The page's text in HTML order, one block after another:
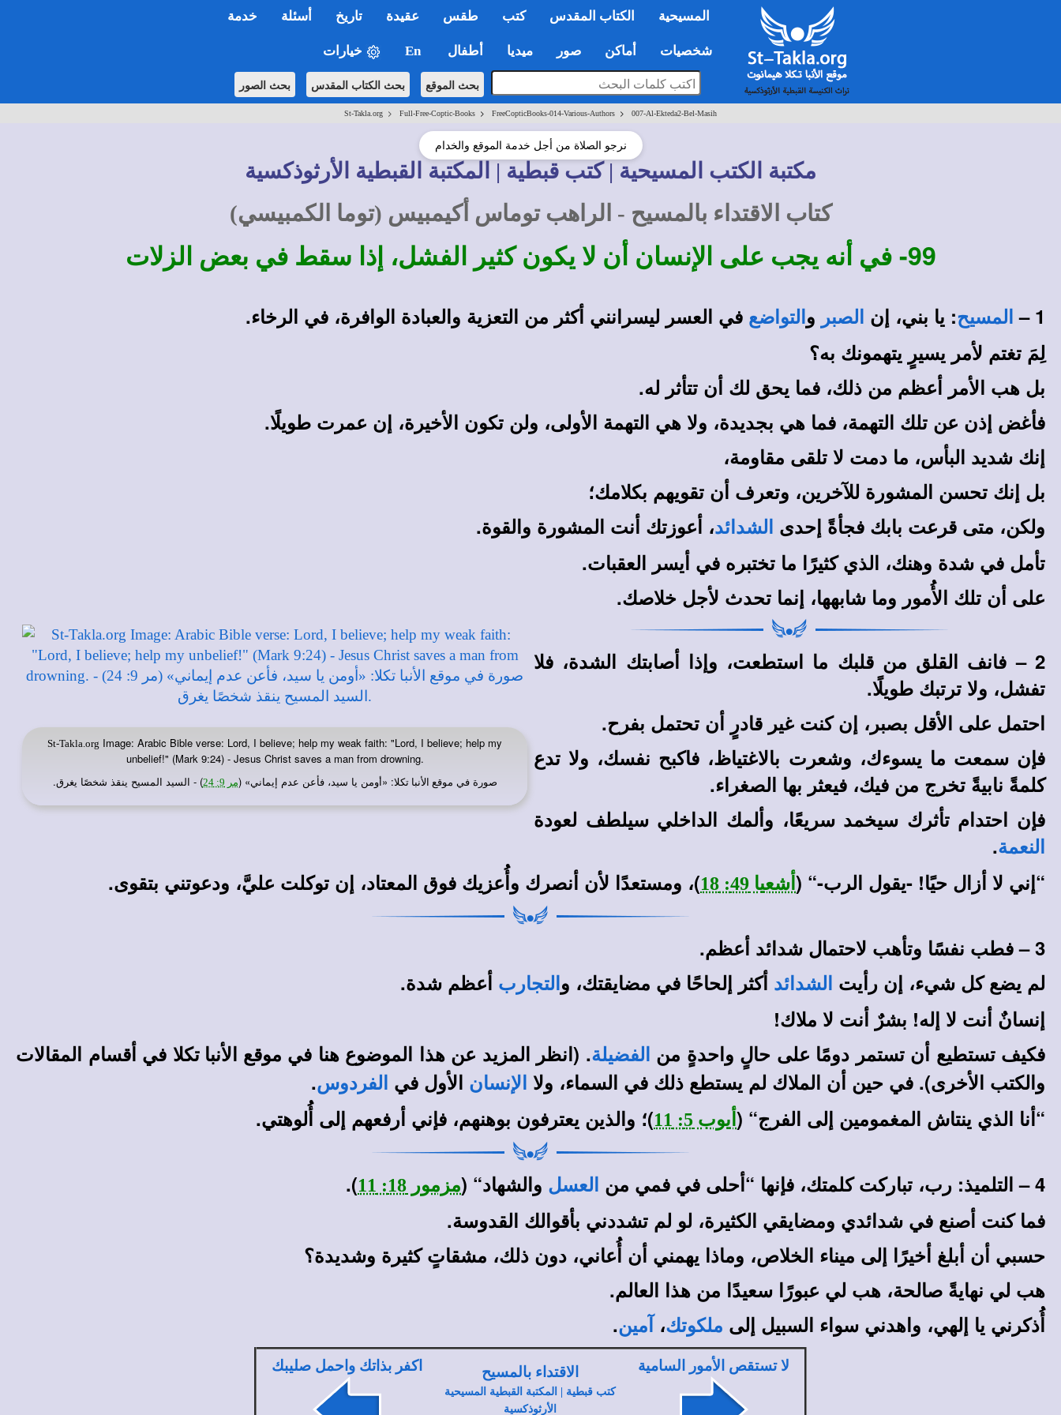
المسيحية الكتاب المقدس كتب طقس عقيدة تاريخ أسئلة خدمة
شخصيات أماكن صور ميديا أطفال En خيارات
بحث الموقع بحث الكتاب المقدس بحث الصور
St-Takla.org > Full-Free-Coptic-Books > FreeCopticBooks-014-Various-Authors > 007-Al-Ekteda2-Bel-Masih
نرجو الصلاة من أجل خدمة الموقع والخدام
مكتبة الكتب المسيحية | كتب قبطية | المكتبة القبطية الأرثوذكسية
كتاب الاقتداء بالمسيح - الراهب توماس أكيمبيس (توما الكمبيسي)
99- في أنه يجب على الإنسان أن لا يكون كثير الفشل، إذا سقط في بعض الزلات
1 – المسيح: يا بني، إن الصبر و التواضع في العسر ليسرانني أكثر من التعزية والعبادة الوافرة، في الرخاء.
لِمَ تغتم لأمر يسيرٍ يتهمونك به؟
بل هب الأمر أعظم من ذلك، فما يحق لك أن تتأثر له.
فأغض إذن عن تلك التهمة، فما هي بجديدة، ولا هي التهمة الأولى، ولن تكون الأخيرة، إن عمرت طويلًا.
إنك شديد البأس، ما دمت لا تلقى مقاومة،
بل إنك تحسن المشورة للآخرين، وتعرف أن تقويهم بكلامك؛
ولكن، متى قرعت بابك فجأةً إحدى
الشدائد، أعوزتك أنت المشورة والقوة.
تأمل في شدة وهنك، الذي كثيرًا ما تختبره في أيسر العقبات.
على أن تلك الأُمور وما شابهها، إنما تحدث لأجل خلاصك.
St-Takla.org Image: Arabic Bible verse: Lord, I believe; help my weak faith: "Lord, I believe; help my
unbelief!" (Mark 9:24) - Jesus Christ saves a man from drowning.
صورة في موقع الأنبا تكلا: «أومن يا سيد، فأعن عدم إيماني» (مر 9: 24 ) - السيد المسيح ينقذ شخصًا يغرق.
2 – فانف القلق من قلبك ما استطعت، وإذا أصابتك الشدة، فلا
تفشل، ولا ترتبك طويلًا.
احتمل على الأقل بصبر، إن كنت غير قادرٍ أن تحتمل بفرح.
فإن سمعت ما يسوءك، وشعرت بالاغتياظ، فاكبح نفسك، ولا تدع
كلمةً نابيةً تخرج من فيك، فيعثر بها الصغراء.
فإن احتدام تأثرك سيخمد سريعًا، وألمك الداخلي سيلطف لعودة
النعمة.
“إني لا أزال حيًا! -يقول الرب-“ ( أشعيا 49: 18 )، ومستعدًا لأن أنصرك وأُعزيك فوق المعتاد، إن توكلت عليَّ، ودعوتني بتقوى.
3 – فطب نفسًا وتأهب لاحتمال شدائد أعظم.
لم يضع كل شيء، إن رأيت
الشدائد أكثر إلحاحًا في مضايقتك، و التجارب أعظم شدة.
إنسانٌ أنت لا إله! بشرٌ أنت لا ملاك!
فكيف تستطيع أن تستمر دومًا على حالٍ واحدةٍ من
الفضيلة. (انظر المزيد عن هذا الموضوع هنا في موقع الأنبا تكلا في أقسام المقالات
والكتب الأخرى). في حين أن الملاك لم يستطع ذلك في السماء، ولا الإنسان الأول في الفردوس.
“أنا الذي ينتاش المغمومين إلى الفرج“ ( أيوب 5: 11 )؛ والذين يعترفون بوهنهم، فإني أرفعهم إلى أُلوهتي.
4 – التلميذ: رب، تباركت كلمتك، فإنها “أحلى في فمي من العسل والشهاد“ (مزمور 18: 11
).
فما كنت أصنع في شدائدي ومضايقي الكثيرة، لو لم تشددني بأقوالك القدوسة.
حسبي أن أبلغ أخيرًا إلى ميناء الخلاص، وماذا يهمني أن أُعاني، دون ذلك، مشقاتٍ كثيرة وشديدة؟
هب لي نهايةً صالحة، هب لي عبورًا سعيدًا من هذا العالم.
أُذكرني يا إلهي، واهدني سواء السبيل إلى ملكوتك، آمين.
لا تستقص الأمور السامية الاقتداء بالمسيح
كتب قبطية | المكتبة القبطية المسيحية
الأرثوذكسية
اكفر بذاتك واحمل صليبك